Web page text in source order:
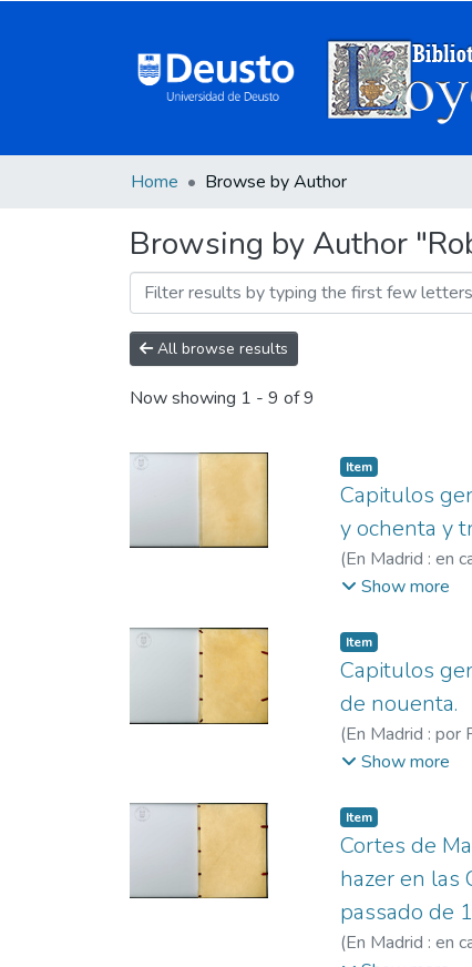
Home Browse by Author
Browsing by Author
All browse results
Now showing 1 - 9 of 9
Item
Capitulos
y ochenta y
(En Madrid : en
Madrigal,
Show more
Item
Capitulos
de nouenta.
(En Madrid : por
Pedro, fl. 1586-
Show more
Item
Cortes de
hazer en las
passado de
(En Madrid : en